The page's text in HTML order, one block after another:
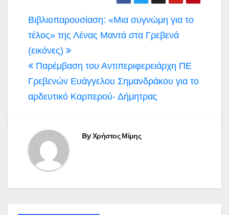
Πλοήγηση
άρθρων
Βιβλιοπαρουσίαση: «Μια συγνώμη για το
τέλος» της Λένας Μαντά στα Γρεβενά
(εικόνες)
Παρέμβαση του Αντιπεριφερειάρχη ΠΕ
Γρεβενών Ευάγγελου Σημανδράκου για το
αρδευτικό Καρπερού- Δήμητρας
ByΧρήστος Μίμης